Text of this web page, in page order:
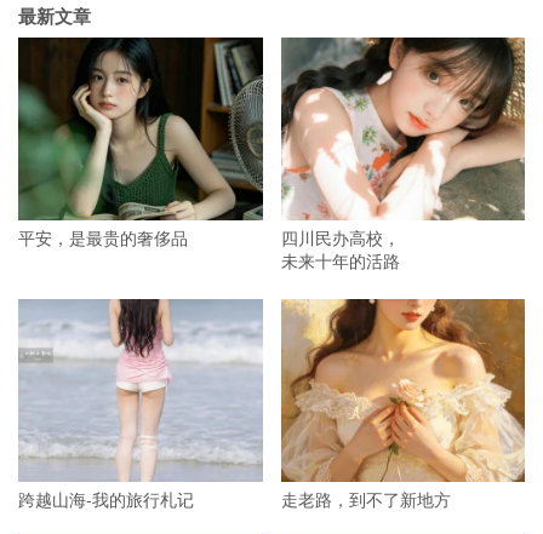
最新文章
平安，是最贵的奢侈品
四川民办高校，
未来十年的活路
跨越山海-我的旅行札记 走老路，到不了新地方